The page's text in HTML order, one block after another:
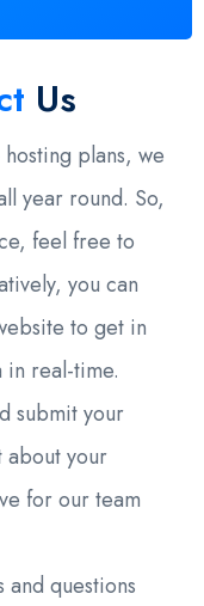
Us
plans, we
year round. So,
feel free to
you can
to get in
in real-time.
submit your
your
for our team.
questions